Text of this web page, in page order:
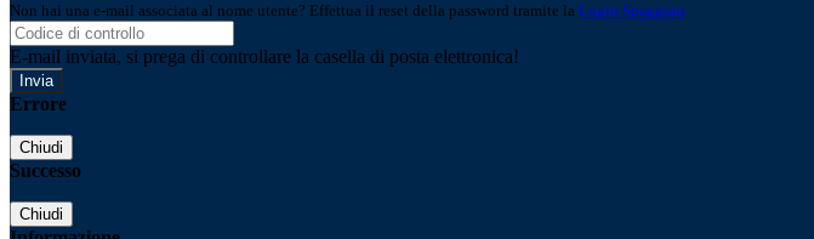
Non hai una e-mail associata al nome utente? Effettua il reset della password tramite la Login Spaggiari
E-mail inviata, si prega di controllare la casella di posta elettronica!
Errore
Chiudi
Successo
Chiudi